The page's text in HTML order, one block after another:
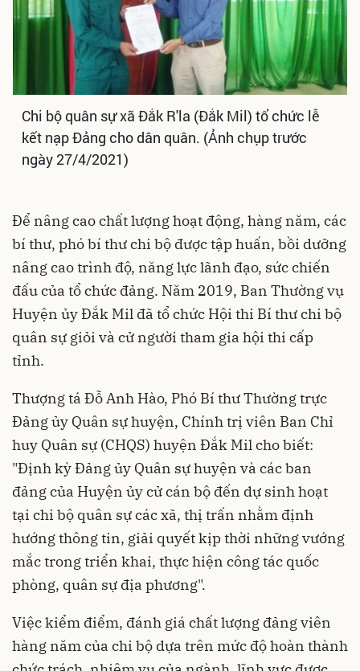
Chi bộ quân sự xã Đắk R'la (Đắk Mil) tổ chức lễ
kết nạp Đảng cho dân quân. (Ảnh chụp trước
ngày 27/4/2021)
Để nâng cao chất lượng hoạt động, hàng năm, các
bí thư, phó bí thư chi bộ được tập huấn, bồi dưỡng
nâng cao trình độ, năng lực lãnh đạo, sức chiến
đấu của tổ chức đảng. Năm 2019, Ban Thường vụ
Huyện ủy Đắk Mil đã tổ chức Hội thi Bí thư chi bộ
quân sự giỏi và cử người tham gia hội thi cấp
tỉnh.
Thượng tá Đỗ Anh Hào, Phó Bí thư Thường trực
Đảng ủy Quân sự huyện, Chính trị viên Ban Chỉ
huy Quân sự (CHQS) huyện Đắk Mil cho biết:
"Định kỳ Đảng ủy Quân sự huyện và các ban
đảng của Huyện ủy cử cán bộ đến dự sinh hoạt
tại chi bộ quân sự các xã, thị trấn nhằm định
hướng thông tin, giải quyết kịp thời những vướng
mắc trong triển khai, thực hiện công tác quốc
phòng, quân sự địa phương".
Việc kiểm điểm, đánh giá chất lượng đảng viên
hàng năm của chi bộ dựa trên mức độ hoàn thành